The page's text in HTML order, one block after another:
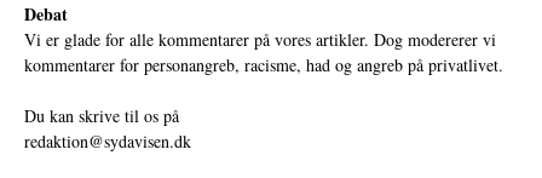
Debat
Vi er glade for alle kommentarer på vores artikler. Dog modererer vi
kommentarer for personangreb, racisme, had og angreb på privatlivet.
Du kan skrive til os på
redaktion@sydavisen.dk